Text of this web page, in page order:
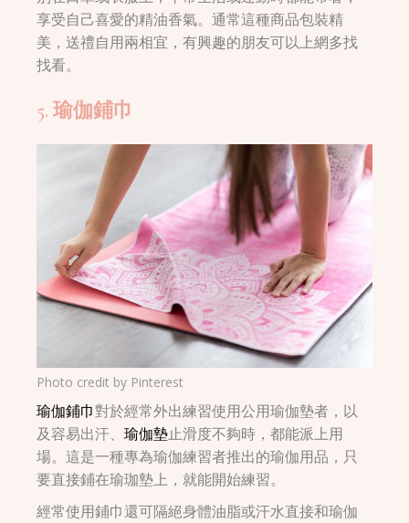
享受自己喜愛的精油香氣。通常這種商品包裝精
美，送禮自用兩相宜，有興趣的朋友可以上網多找
找看。
5. 瑜伽鋪巾
Photo credit by Pinterest
瑜伽鋪巾對於經常外出練習使用公用瑜伽墊者，以
及容易出汗、瑜伽墊止滑度不夠時，都能派上用
場。這是一種專為瑜伽練習者推出的瑜伽用品，只
要直接鋪在瑜珈墊上，就能開始練習。
經常使用鋪巾還可隔絕身體油脂或汗水直接和瑜伽